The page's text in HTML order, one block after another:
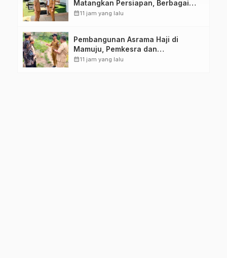
Matangkan Persiapan, Berbagai
Lomba Akan Dilaksanakan Pemprov
calendar_month11 jam yang lalu
Pembangunan Asrama Haji di
Mamuju, Pemkesra dan
Kementerian Haji Sulbar Tinjau
calendar_month11 jam yang lalu